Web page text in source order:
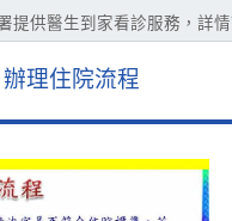
提供醫生到家看診服務，
辦理住院流程